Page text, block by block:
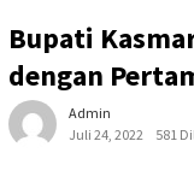
Bupati
dengan
Admin
Juli 24, 2022
581